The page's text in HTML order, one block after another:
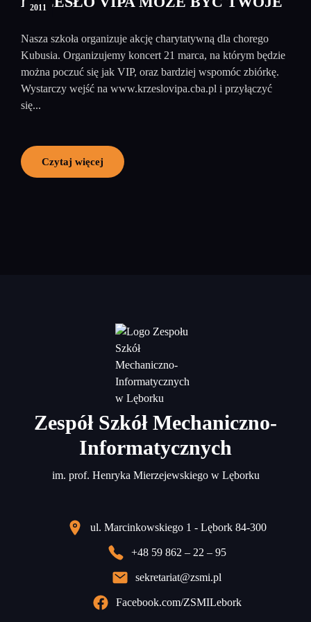
2011
Nasza szkoła organizuje akcję charytatywną dla chorego
Kubusia. Organizujemy koncert 21 marca, na którym będzie
można poczuć się jak VIP, oraz bardziej wspomóc zbiórkę.
Wystarczy wejść na www.krzeslovipa.cba.pl i przyłączyć
się...
Czytaj więcej
Zespół Szkół Mechaniczno-
Informatycznych
im. prof. Henryka Mierzejewskiego w Lęborku
ul. Marcinkowskiego 1 - Lębork 84-300
+48 59 862 – 22 – 95
sekretariat@zsmi.pl
Facebook.com/ZSMILebork